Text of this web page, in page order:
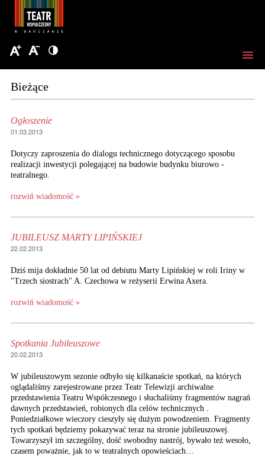
Bieżące
Ogłoszenie
01.03.2013
Dotyczy zaproszenia do dialogu technicznego dotyczącego sposobu
realizacji inwestycji polegającej na budowie budynku biurowo -
teatralnego.
rozwiń wiadomość »
JUBILEUSZ MARTY LIPIŃSKIEJ
22.02.2013
Dziś mija dokładnie 50 lat od debiutu Marty Lipińskiej w roli Iriny w
"Trzech siostrach" A. Czechowa w reżyserii Erwina Axera.
rozwiń wiadomość »
Spotkania Jubileuszowe
20.02.2013
W jubileuszowym sezonie odbyło się kilkanaście spotkań, na których
oglądaliśmy zarejestrowane przez Teatr Telewizji archiwalne
przedstawienia Teatru Współczesnego i słuchaliśmy fragmentów nagrań
dawnych przedstawień, robionych dla celów technicznych .
Poniedziałkowe wieczory cieszyły się dużym powodzeniem. Fragmenty
tych spotkań będziemy pokazywać teraz na stronie jubileuszowej.
Towarzyszył im szczególny, dość swobodny nastrój, bywało też wesoło,
czasem poważnie, jak to w teatralnych opowieściach…